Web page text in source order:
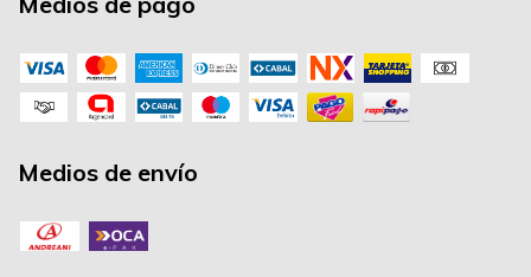
Medios de envío